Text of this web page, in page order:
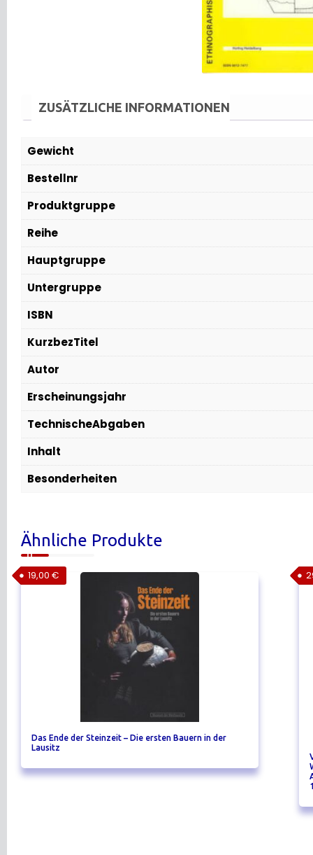
ZUSÄTZLICHE INFORMATIONEN
Gewicht
Bestellnr
Produktgruppe
Reihe
Hauptgruppe
Untergruppe
ISBN
KurzbezTitel
Autor
Erscheinungsjahr
TechnischeAbgaben
Inhalt
Besonderheiten
Ähnliche Produkte
Das Ende der Steinzeit – Die ersten Bauern in der
Lausitz
19,00 €